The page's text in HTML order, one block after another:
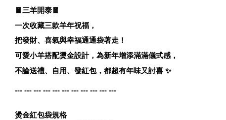
🧧 三羊開泰🧧
一次收藏三款羊年祝福，
把發財、喜氣與幸福通通袋著走！
可愛小羊搭配燙金設計，為新年增添滿滿儀式感，
不論送禮、自用、發紅包，都超有年味又討喜 ✨
--- --- --- --- --- --- --- --- --- --- ---
燙金紅包袋規格